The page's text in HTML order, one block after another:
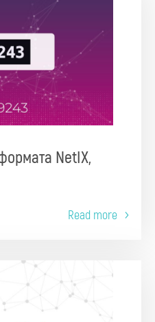
NetIX,
Read more